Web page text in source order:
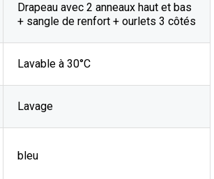
Drapeau avec 2 anneaux haut et bas
+ sangle de renfort + ourlets 3 côtés
Lavable à 30°C
Lavage
bleu